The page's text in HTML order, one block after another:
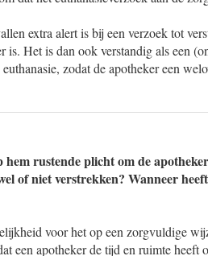
extra alert is bij een verzoek tot
Het is dan ook verstandig als een
zodat de apotheker een
hem rustende plicht om de
of niet verstrekken? Wanneer
voor het op een zorgvuldige
een apotheker de tijd en ruimte heeft